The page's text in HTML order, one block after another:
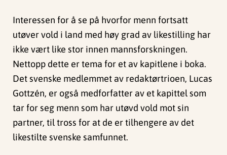
Interessen for å se på hvorfor menn fortsatt
utøver vold i land med høy grad av likestilling har
ikke vært like stor innen mannsforskningen.
Nettopp dette er tema for et av kapitlene i boka.
Det svenske medlemmet av redaktørtrioen, Lucas
Gottzén, er også medforfatter av et kapittel som
tar for seg menn som har utøvd vold mot sin
partner, til tross for at de er tilhengere av det
likestilte svenske samfunnet.